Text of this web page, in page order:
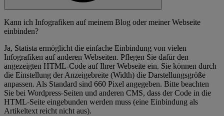
Kann ich Infografiken auf meinem Blog oder meiner Webseite
einbinden?
Ja, Statista ermöglicht die einfache Einbindung von vielen
Infografiken auf anderen Webseiten. Pflegen Sie dafür den
angezeigten HTML-Code auf Ihrer Webseite ein. Sie können durch
die Einstellung der Anzeigebreite (Width) die Darstellungsgröße
anpassen. Als Standard sind 660 Pixel angegeben. Bitte beachten
Sie bei Wordpress-Seiten und anderen CMS, dass der Code in die
HTML-Seite eingebunden werden muss (eine Einbindung als
Artikeltext reicht nicht aus).